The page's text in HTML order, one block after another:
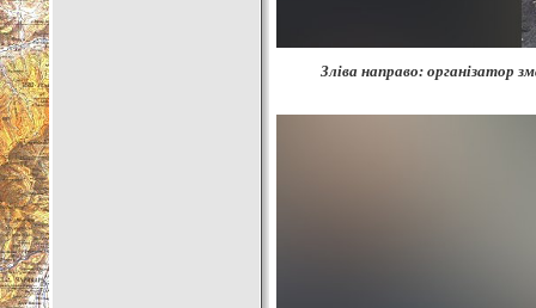
Зліва направо: організатор